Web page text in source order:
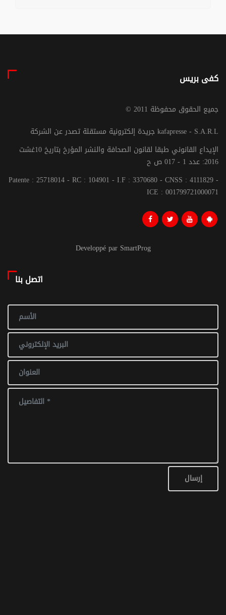
كفى بريس
© جميع الحقوق محفوظة 2011
جريدة إلكترونية مستقلة تصدر عن الشركة kafapresse - S.A.R.L
الإيداع القانوني طبقا لقانون الصحافة والنشر المؤرخ بتاريخ 10غشت
2016: عدد 1 - 017 ص ح
Patente : 25718014 - RC : 104901 - I.F : 3370680 - CNSS : 4111829 -
ICE : 001799721000071
Developpé par SmartProg
اتصل بنا